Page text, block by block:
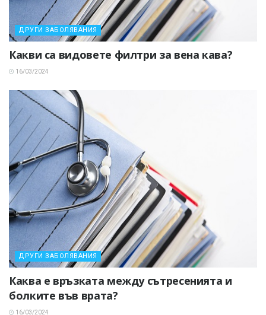
ДРУГИ ЗАБОЛЯВАНИЯ
Какви са видовете филтри за вена кава?
16/03/2024
ДРУГИ ЗАБОЛЯВАНИЯ
Каква е връзката между сътресенията и
болките във врата?
16/03/2024